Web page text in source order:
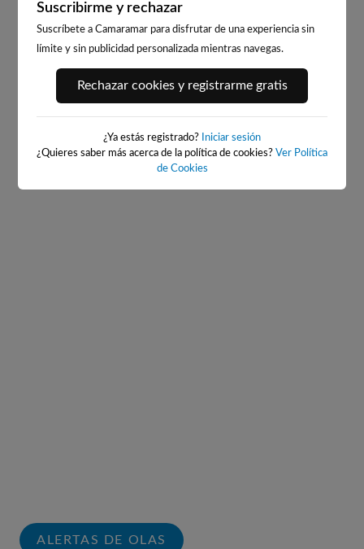
PORT ANDRATX
88km · Andratx
PLAYA DE LA GRAVA
0.1 m CHOPI
ALERTAS DE OLAS
Suscribirme y rechazar
Suscríbete a Camaramar para disfrutar de una experiencia sin
límite y sin publicidad personalizada mientras navegas.
Rechazar cookies y registrarme gratis
¿Ya estás registrado?
Iniciar sesión
¿Quieres saber más acerca de la política de cookies? Ver Política
de Cookies